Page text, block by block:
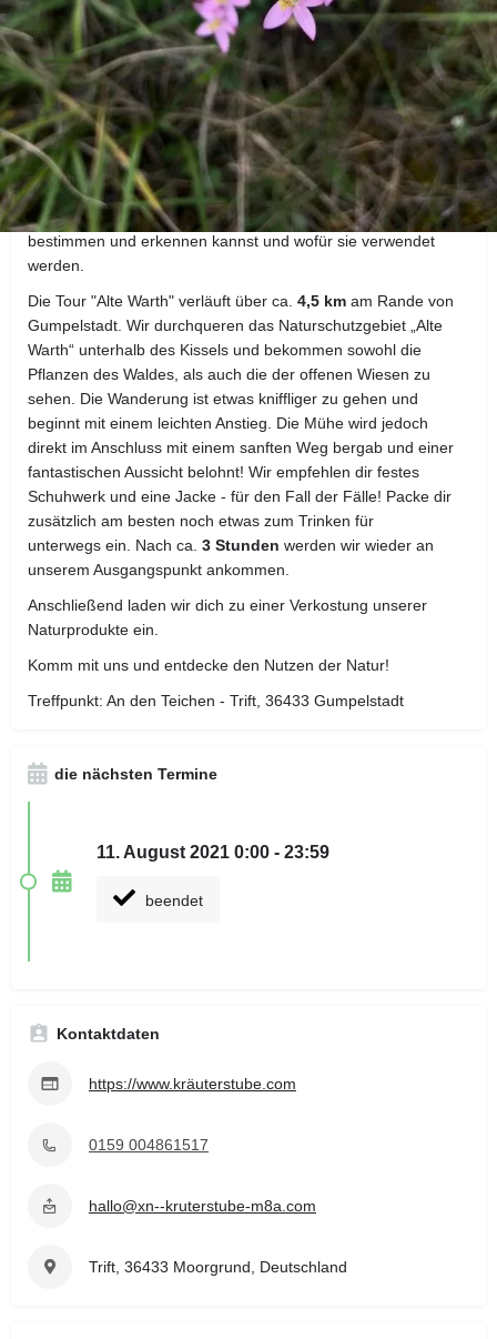
Details zur Kräuterwanderung
23 € - 3h - 4,5km
Was auf den ersten Blick wirkt wie eine "herkömmliche" Wiese
oder ein „ganz normaler“ Wald, entpuppt sich beim genaueren
Hinschauen als eine Welt der wilden Pflanzen, Bäume und
Heilkräuter. Wir zeigen dir, wie du die wichtigsten davon
bestimmen und erkennen kannst und wofür sie verwendet
werden.
Die Tour "Alte Warth" verläuft über ca. 4,5 km am Rande von
Gumpelstadt. Wir durchqueren das Naturschutzgebiet „Alte
Warth“ unterhalb des Kissels und bekommen sowohl die
Pflanzen des Waldes, als auch die der offenen Wiesen zu
sehen. Die Wanderung ist etwas kniffliger zu gehen und
beginnt mit einem leichten Anstieg. Die Mühe wird jedoch
direkt im Anschluss mit einem sanften Weg bergab und einer
fantastischen Aussicht belohnt! Wir empfehlen dir festes
Schuhwerk und eine Jacke - für den Fall der Fälle! Packe dir
zusätzlich am besten noch etwas zum Trinken für
unterwegs ein. Nach ca. 3 Stunden werden wir wieder an
unserem Ausgangspunkt ankommen.
Anschließend laden wir dich zu einer Verkostung unserer
Naturprodukte ein.
Komm mit uns und entdecke den Nutzen der Natur!
Treffpunkt: An den Teichen - Trift, 36433 Gumpelstadt
die nächsten Termine
11. August 2021 0:00 - 23:59
beendet
Kontaktdaten
https://www.kräuterstube.com
0159 004861517
hallo@xn--kruterstube-m8a.com
Trift, 36433 Moorgrund, Deutschland